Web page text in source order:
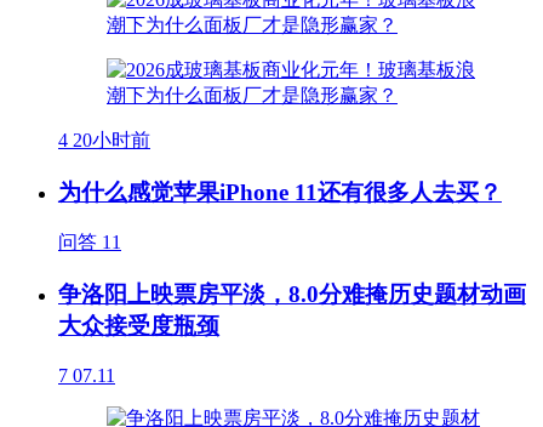
4 20小时前
为什么感觉苹果iPhone 11还有很多人去买？
问答 11
争洛阳上映票房平淡，8.0分难掩历史题材动画
大众接受度瓶颈
7 07.11